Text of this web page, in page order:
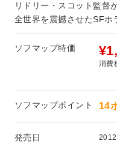
リドリー・スコット監督
全世界を震撼させたSFホ
ソフマップ特価
消費
ソフマップポイント 14
発売日